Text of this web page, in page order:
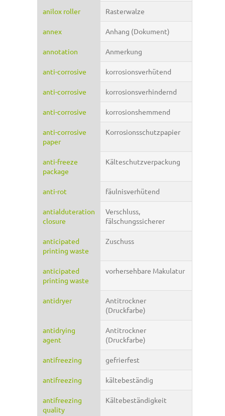
anilox roller Rasterwalze
annex Anhang (Dokument)
annotation Anmerkung
anti-corrosive korrosionsverhütend
anti-corrosive korrosionsverhindernd
anti-corrosive korrosionshemmend
anti-corrosive
paper
Korrosionsschutzpapier
anti-freeze
package
Kälteschutzverpackung
anti-rot fäulnisverhütend
antialduteration
closure
Verschluss,
fälschungssicherer
anticipated
printing waste
Zuschuss
anticipated
printing waste
vorhersehbare Makulatur
antidryer
Antitrockner
(Druckfarbe)
antidrying
agent
Antitrockner
(Druckfarbe)
antifreezing gefrierfest
antifreezing kältebeständig
antifreezing
quality
Kältebeständigkeit